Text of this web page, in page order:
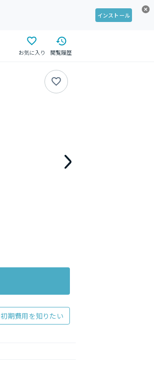
インストール
お気に入り 閲覧履歴
初期費用を知りたい